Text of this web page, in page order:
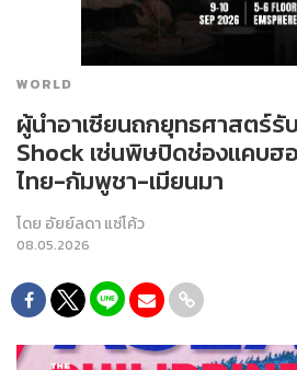
WORLD
ผู้นำอาเซียนถกยุทธศาสตร์รั
Shock เซ่นพิษปิดช่องแคบ
ไทย-กัมพูชา-เมียนมา
โดย อัยย์ลดา แซ่โค้ว
08.05.2026